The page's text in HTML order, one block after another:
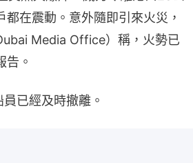
都在震動。意外隨即引來火災，
Media Office）稱，火勢已
告。
已經及時撤離。